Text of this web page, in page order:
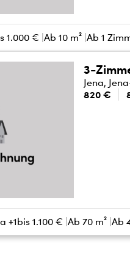
1.000 € Ab 10 m² Ab 1
3-
Jena,
820 €
+1 bis 1.100 € Ab 70 m² Ab